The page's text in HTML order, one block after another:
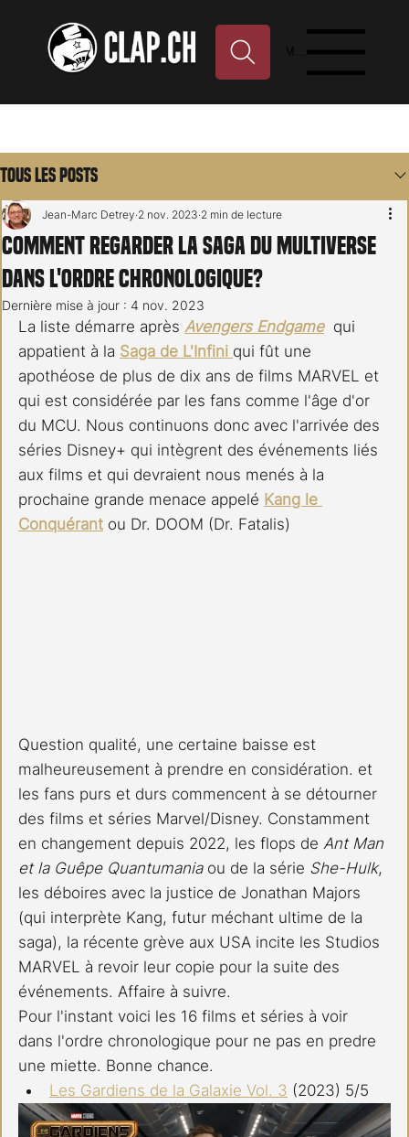
Menu
Tous les posts
Comment regarder la Saga du Multiverse
dans l'ordre chronologique?
Jean-Marc Detrey 2 nov. 2023 2 min de lecture
Dernière mise à jour : 4 nov. 2023
La liste démarre après Avengers Endgame
  qui
appatient à la Saga de L'Infini qui fût une
apothéose de plus de dix ans de films MARVEL et
qui est considérée par les fans comme l'âge d'or
du MCU. Nous continuons donc avec l'arrivée des
séries Disney+ qui intègrent des événements liés
aux films et qui devraient nous menés à la
prochaine grande menace appelé Kang le
Conquérant ou Dr. DOOM (Dr. Fatalis)
Question qualité, une certaine baisse est
malheureusement à prendre en considération. et
les fans purs et durs commencent à se détourner
des films et séries Marvel/Disney. Constamment
en changement depuis 2022, les flops de Ant Man
et la Guêpe Quantumania ou de la série She-Hulk,
les déboires avec la justice de Jonathan Majors
(qui interprète Kang, futur méchant ultime de la
saga), la récente grève aux USA incite les Studios
MARVEL à revoir leur copie pour la suite des
événements. Affaire à suivre.
Pour l'instant voici les 16 films et séries à voir
dans l'ordre chronologique pour ne pas en predre
une miette. Bonne chance.
Les Gardiens de la Galaxie Vol. 3 (2023) 5/5